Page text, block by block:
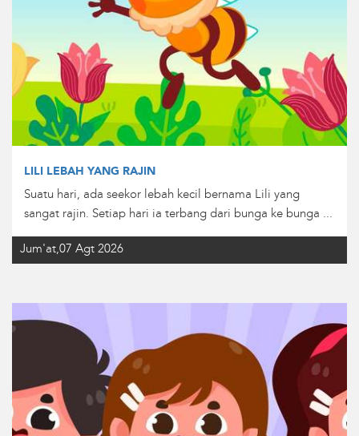
LILI LEBAH YANG RAJIN
Suatu hari, ada seekor lebah kecil bernama Lili yang
sangat rajin. Setiap hari ia terbang dari bunga ke bunga ...
Jum'at,07 Agt 2026